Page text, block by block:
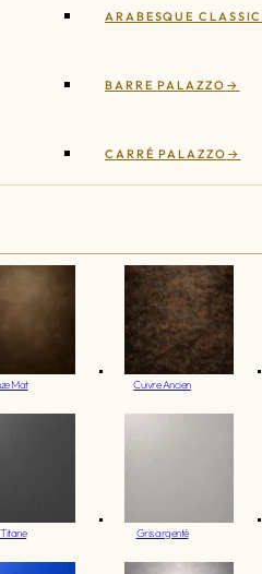
ARABESQUE
BARRE PALAZZO
CARRÉ PALAZZO
Mat Cuivre Ancien
Gris argenté